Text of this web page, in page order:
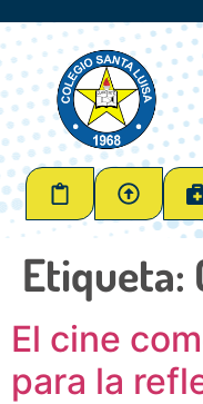
Etiqueta:
El cine
para la